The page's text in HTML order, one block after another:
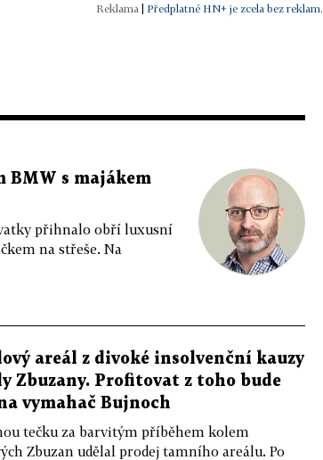
| Předplatné HN+ je zcela bez reklam.
BMW s majákem
přihnalo obří luxusní
na střeše. Na
areál z divoké insolvenční kauzy
Zbuzany. Profitovat z toho bude
vymahač Bujnoch
tečku za barvitým příběhem kolem
Zbuzan udělal prodej tamního areálu. Po